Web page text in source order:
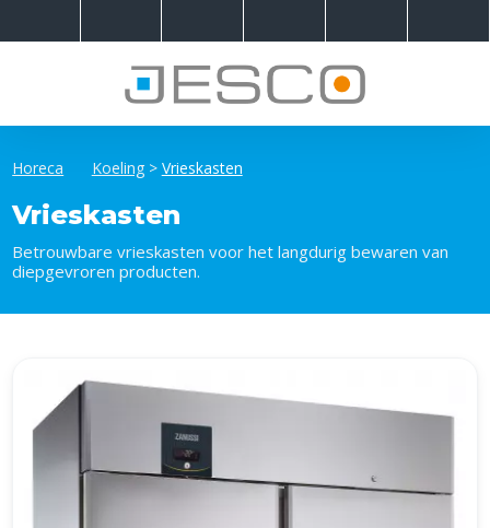
Horeca Koeling> Vrieskasten
Vrieskasten
Betrouwbare vrieskasten voor het langdurig bewaren van
diepgevroren producten.